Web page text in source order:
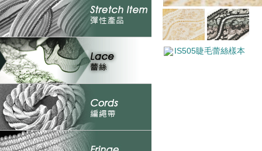
IS505睫毛蕾絲樣本